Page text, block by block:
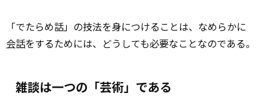
「でたらめ話」の技法を身につけることは、なめらかに
会話をするためには、どうしても必要なことなのである。
雑談は一つの「芸術」である